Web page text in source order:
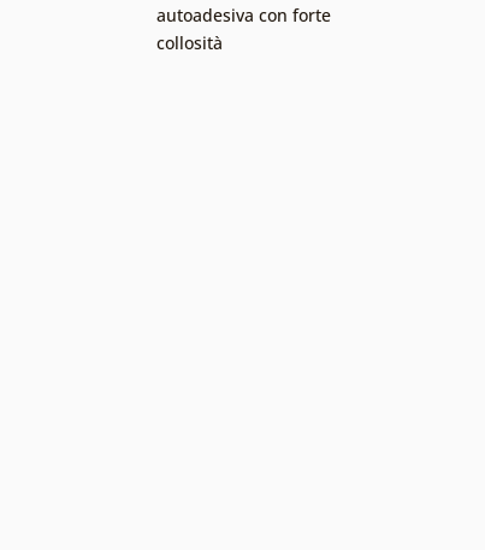
autoadesiva con forte
collosità